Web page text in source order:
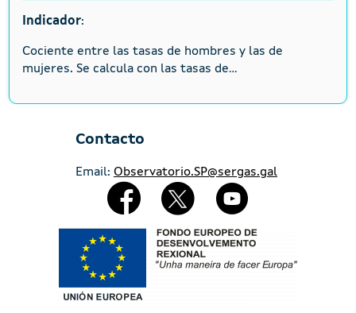
Indicador:
Cociente entre las tasas de hombres y las de
mujeres. Se calcula con las tasas de...
Contacto
Email: Observatorio.SP@sergas.gal
Redes Sociales